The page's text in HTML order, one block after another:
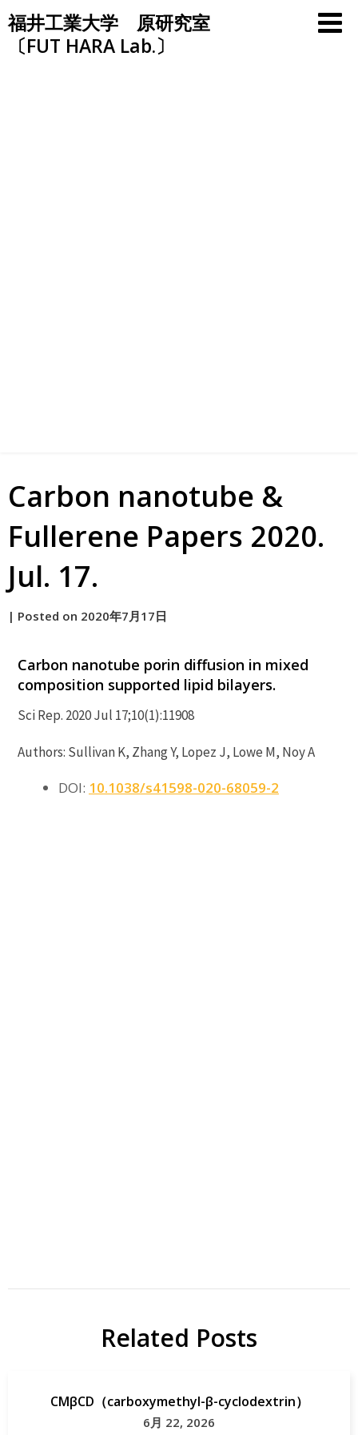
Skip
to
content
福井工業大学 原研究室
〔FUT HARA Lab.〕
Carbon nanotube &
Fullerene Papers 2020.
Jul. 17.
by
| Posted on 2020年7月17日
Carbon nanotube porin diffusion in mixed
composition supported lipid bilayers.
Sci Rep. 2020 Jul 17;10(1):11908
Authors: Sullivan K, Zhang Y, Lopez J, Lowe M, Noy A
DOI: 10.1038/s41598-020-68059-2
Scientific_ReportRelated Posts
CMβCD（carboxymethyl-β-cyclodextrin）
6月 22, 2026